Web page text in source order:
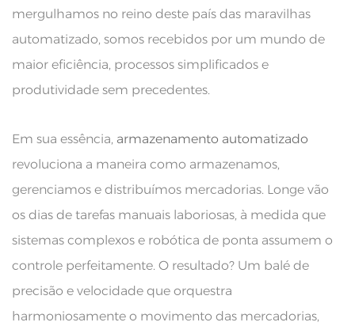
mergulhamos no reino deste país das maravilhas
automatizado, somos recebidos por um mundo de
maior eficiência, processos simplificados e
produtividade sem precedentes.
Em sua essência, armazenamento automatizado
revoluciona a maneira como armazenamos,
gerenciamos e distribuímos mercadorias. Longe vão
os dias de tarefas manuais laboriosas, à medida que
sistemas complexos e robótica de ponta assumem o
controle perfeitamente. O resultado? Um balé de
precisão e velocidade que orquestra
harmoniosamente o movimento das mercadorias,